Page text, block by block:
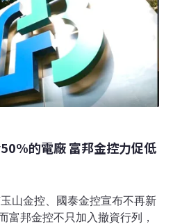
壇，有超過600人報名，包括
施鵬翔、行政院能源及減碳辦
氣候聯盟秘書長彭啟明、菁華
董事長葛望平、台灣經濟研究
的電廠 富邦金控力促低
山金控、國泰金控宣布不再新
富邦金控不只加入撤資行列，